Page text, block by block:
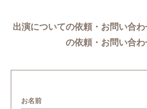
出演についての依頼・お問い合
の依頼・お問い合わ
お名前